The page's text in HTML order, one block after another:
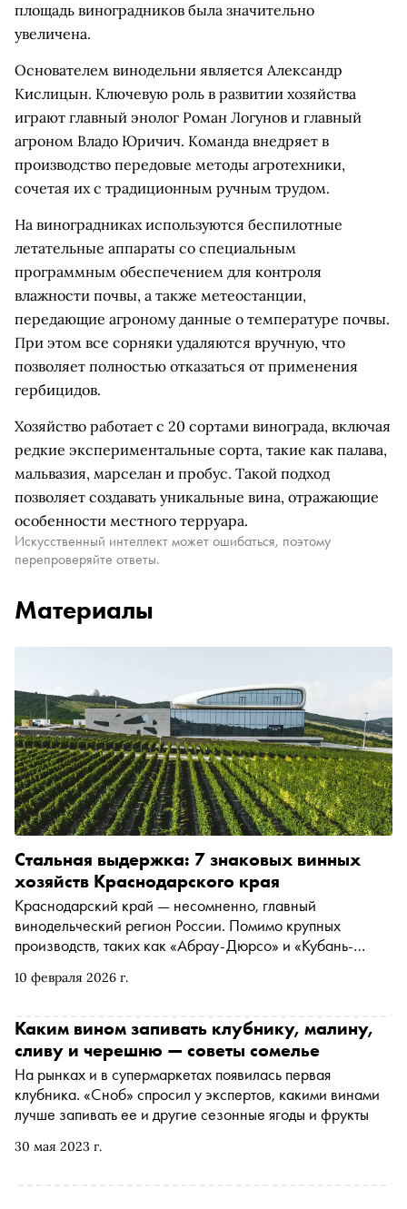
площадь виноградников была значительно
увеличена.
Основателем винодельни является Александр
Кислицын. Ключевую роль в развитии хозяйства
играют главный энолог Роман Логунов и главный
агроном Владо Юричич. Команда внедряет в
производство передовые методы агротехники,
сочетая их с традиционным ручным трудом.
На виноградниках используются беспилотные
летательные аппараты со специальным
программным обеспечением для контроля
влажности почвы, а также метеостанции,
передающие агроному данные о температуре почвы.
При этом все сорняки удаляются вручную, что
позволяет полностью отказаться от применения
гербицидов.
Хозяйство работает с 20 сортами винограда, включая
редкие экспериментальные сорта, такие как палава,
мальвазия, марселан и пробус. Такой подход
позволяет создавать уникальные вина, отражающие
особенности местного терруара.
Искусственный интеллект может ошибаться, поэтому
перепроверяйте ответы.
Материалы
10 февраля 2026 г.
Стальная выдержка: 7 знаковых винных
хозяйств Краснодарского края
Краснодарский край — несомненно, главный
винодельческий регион России. Помимо крупных
производств, таких как «Абрау-Дюрсо» и «Кубань-
«Сноб» совместно с проектом «Большое русское вино»
которых точно стоит познакомиться, чтобы оценить путь,
который прошло наше виноделие за последние годы
30 мая 2023 г.
Каким вином запивать клубнику, малину,
сливу и черешню — советы сомелье
На рынках и в супермаркетах появилась первая
клубника. «Сноб» спросил у экспертов, какими винами
лучше запивать ее и другие сезонные ягоды и фрукты